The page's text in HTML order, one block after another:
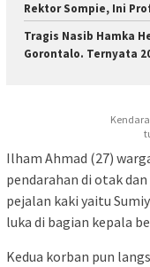
Rektor Sompie, Ini
Tragis Nasib Hamka
Gorontalo. Ternyata
Ilham Ahmad (27)
pendarahan di otak
pejalan kaki yaitu
luka di bagian kepala
Kedua korban pun